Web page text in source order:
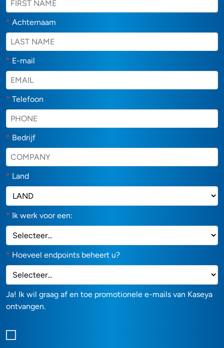
* Achternaam
* E-mail
* Telefoon
* Bedrijf
* Land
* Ik werk voor een:
* Hoeveel endpoints beheert u?
Ja! Ik wil graag af en toe promotionele e-mails van Kaseya
ontvangen.